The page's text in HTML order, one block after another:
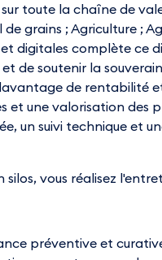
toute la chaîne de
grains ; Agriculture ;
digitales complète ce
de soutenir la
de rentabilité
et une valorisation des
un suivi technique et
vous réalisez
préventive et